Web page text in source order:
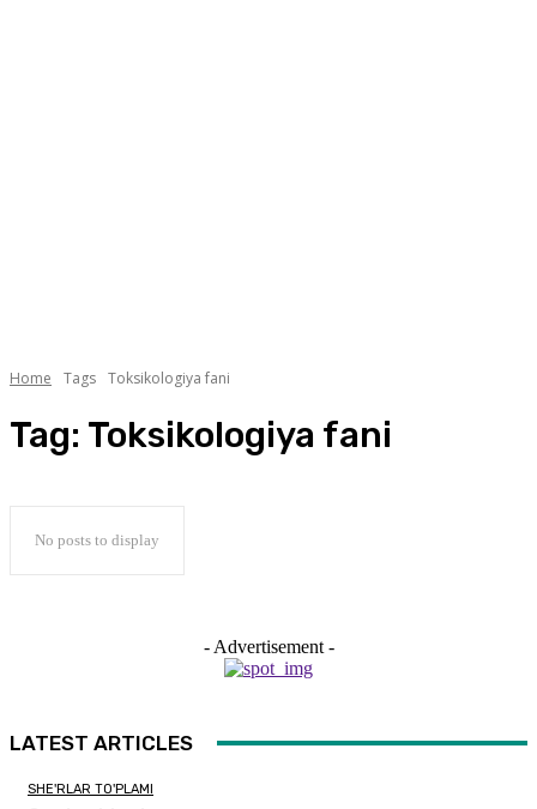
Home Tags Toksikologiya fani
Tag: Toksikologiya fani
No posts to display
- Advertisement -
LATEST ARTICLES
SHE'RLAR TO'PLAMI